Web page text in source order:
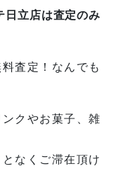
日立店は査定のみ
査定！なんでも
クやお菓子、雑
なくご滞在頂け